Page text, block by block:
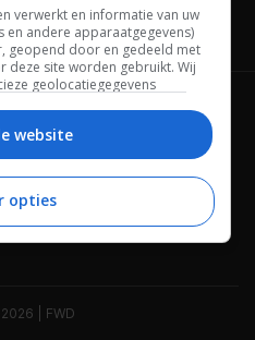
Privacybeleid
Contact
| FWD
verwerkt en informatie van uw
en andere apparaatgegevens)
geopend door en gedeeld met
deze site worden gebruikt. Wij
geolocatiegegevens
uw persoonsgegevens
pagina of in het sitemenu naar
beheren of in te trekken via de
website
opties